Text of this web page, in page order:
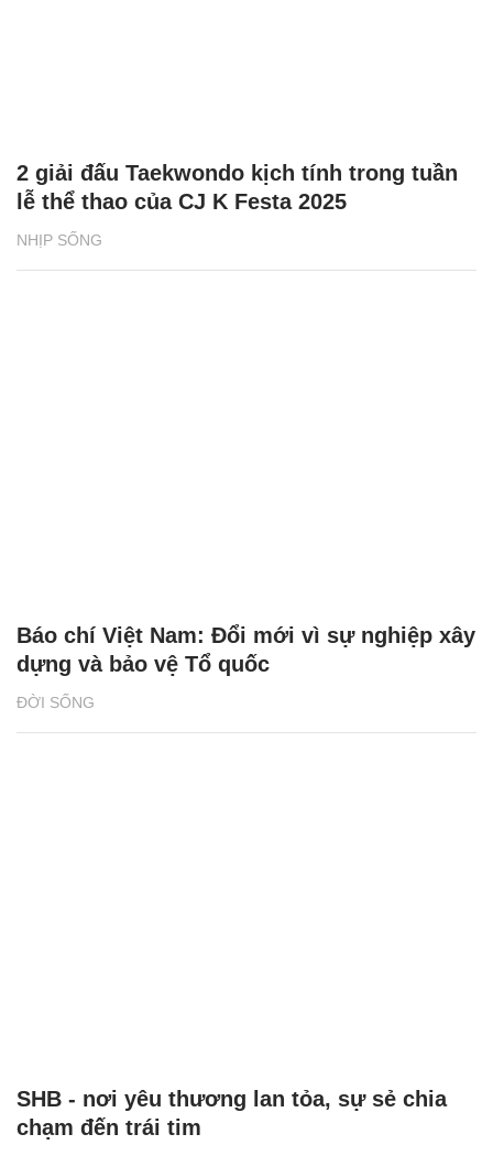
NHỊP SỐNG
2 giải đấu Taekwondo kịch tính trong tuần
lễ thể thao của CJ K Festa 2025
ĐỜI SỐNG
Báo chí Việt Nam: Đổi mới vì sự nghiệp xây
dựng và bảo vệ Tổ quốc
SHB - nơi yêu thương lan tỏa, sự sẻ chia
chạm đến trái tim